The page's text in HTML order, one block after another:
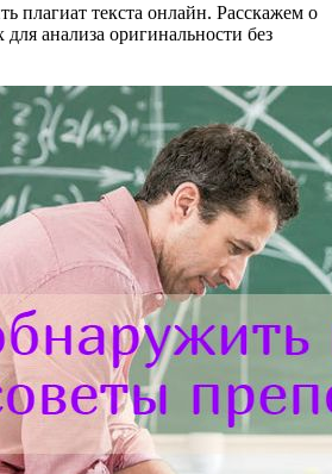
плагиат текста онлайн. Расскажем о
анализа оригинальности без